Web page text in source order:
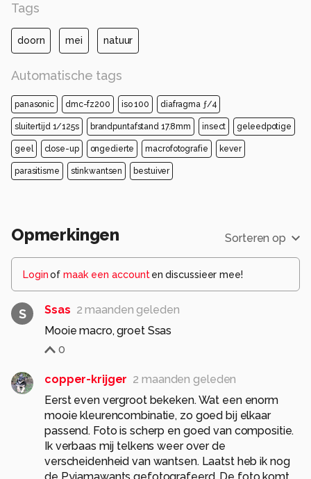
Tags
doorn mei natuur
Automatische tags
panasonic dmc-fz200 iso 100 diafragma ƒ/4
sluitertijd 1/125s brandpuntafstand 17.8mm insect geleedpotige
geel close-up ongedierte macrofotografie kever
parasitisme stinkwantsen bestuiver
Opmerkingen Sorteren op
Loginof maak een account en discussieer mee!
S Ssas 2 maanden geleden
Mooie macro, groet Ssas
0
copper-krijger 2 maanden geleden
Eerst even vergroot bekeken. Wat een enorm
mooie kleurencombinatie, zo goed bij elkaar
passend. Foto is scherp en goed van compositie.
Ik verbaas mij telkens weer over de
verscheidenheid van wantsen. Laatst heb ik nog